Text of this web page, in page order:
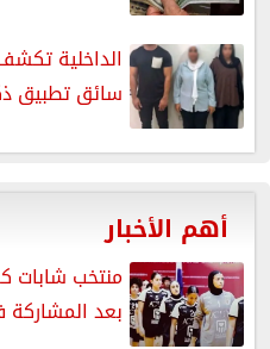
الداخلية
سائق تطبيق
أهم الأخبار
منتخب شابات
بعد المشاركة